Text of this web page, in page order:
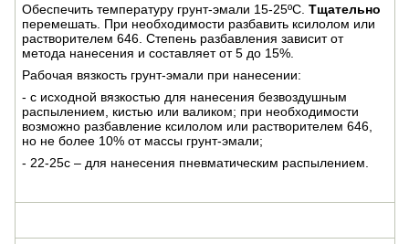
Обеспечить температуру грунт-эмали 15-25ºС. Тщательно
перемешать. При необходимости разбавить ксилолом или
растворителем 646. Степень разбавления зависит от
метода нанесения и составляет от 5 до 15%.
Рабочая вязкость грунт-эмали при нанесении:
- с исходной вязкостью для нанесения безвоздушным
распылением, кистью или валиком; при необходимости
возможно разбавление ксилолом или растворителем 646,
но не более 10% от массы грунт-эмали;
- 22-25с – для нанесения пневматическим распылением.